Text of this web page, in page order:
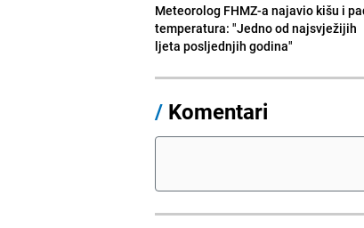
Meteorolog FHMZ-a najavio kišu i
temperatura: "Jedno od najsvježijih
ljeta posljednjih godina"
/ Komentari